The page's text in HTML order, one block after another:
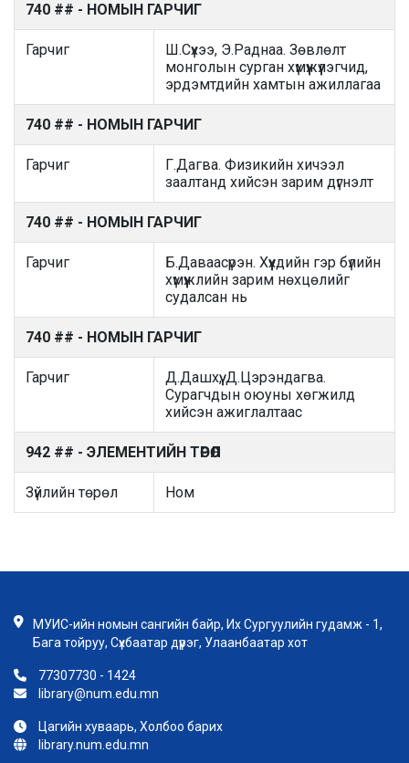
740 ## - НОМЫН ГАРЧИГ
Гарчиг
Ш.Сүхээ, Э.Раднаа. Зөвлөлт
монголын сурган хүмүүжүүлэгчид,
эрдэмтдийн хамтын ажиллагаа
740 ## - НОМЫН ГАРЧИГ
Гарчиг
Г.Дагва. Физикийн хичээл
заалтанд хийсэн зарим дүгнэлт
740 ## - НОМЫН ГАРЧИГ
Гарчиг
Б.Даваасүрэн. Хүүхдийн гэр бүлийн
хүмүүжлийн зарим нөхцөлийг
судалсан нь
740 ## - НОМЫН ГАРЧИГ
Гарчиг
Д.Дашхүү, Д.Цэрэндагва.
Сурагчдын оюуны хөгжилд
хийсэн ажиглалтаас
942 ## - ЭЛЕМЕНТИЙН ТӨРӨЛ
Зүйлийн төрөл Ном
МУИС-ийн номын сангийн байр, Их Сургуулийн гудамж - 1,
Бага тойруу, Сүхбаатар дүүрэг, Улаанбаатар хот
77307730 - 1424
library@num.edu.mn
Цагийн хуваарь, Холбоо барих
library.num.edu.mn